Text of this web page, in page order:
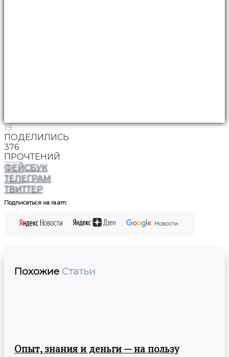
19
ПОДЕЛИЛИСЬ
376
ПРОЧТЕНИЙ
ФЕЙСБУК
ТЕЛЕГРАМ
ТВИТТЕР
Подписаться на ra.am:
Похожие Статьи
Опыт, знания и деньги — на пользу